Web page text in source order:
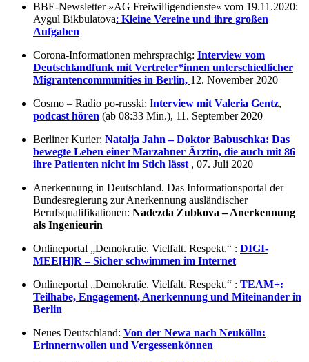
BBE-Newsletter »AG Freiwilligendienste« vom 19.11.2020:
Aygul Bikbulatova: Kleine Vereine und ihre großen
Aufgaben
Corona-Informationen mehrsprachig: Interview vom
Deutschlandfunk mit Vertreter*innen unterschiedlicher
Migrantencommunities in Berlin, 12. November 2020
Cosmo – Radio po-russki: Interview mit Valeria Gentz,
podcast hören (ab 08:33 Min.), 11. September 2020
Berliner Kurier: Natalja Jahn – Doktor Babuschka: Das
bewegte Leben einer Marzahner Ärztin, die auch mit 86
ihre Patienten nicht im Stich lässt , 07. Juli 2020
Anerkennung in Deutschland. Das Informationsportal der
Bundesregierung zur Anerkennung ausländischer
Berufsqualifikationen: Nadezda Zubkova – Anerkennung
als Ingenieurin
Onlineportal „Demokratie. Vielfalt. Respekt.“ : DIGI-
MEE[H]R – Sicher schwimmen im Internet
Onlineportal „Demokratie. Vielfalt. Respekt.“ : TEAM+:
Teilhabe, Engagement, Anerkennung und Miteinander in
Berlin
Neues Deutschland: Von der Newa nach Neukölln:
Erinnernwollen und Vergessenkönnen